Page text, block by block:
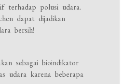
terhadap polusi udara.
dapat dijadikan
bersih!
sebagai bioindikator
udara karena beberapa